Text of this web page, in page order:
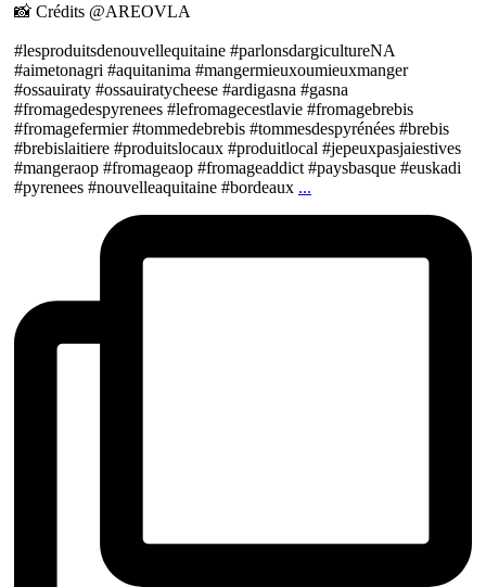
📸 Crédits @AREOVLA
#lesproduitsdenouvellequitaine #parlonsdargicultureNA
#aimetonagri #aquitanima #mangermieuxoumieuxmanger
#ossauiraty #ossauiratycheese #ardigasna #gasna
#fromagedespyrenees #lefromagecestlavie #fromagebrebis
#fromagefermier #tommedebrebis #tommesdespyrénées #brebis
#brebislaitiere #produitslocaux #produitlocal #jepeuxpasjaiestives
#mangeraop #fromageaop #fromageaddict #paysbasque #euskadi
#pyrenees #nouvelleaquitaine #bordeaux ...